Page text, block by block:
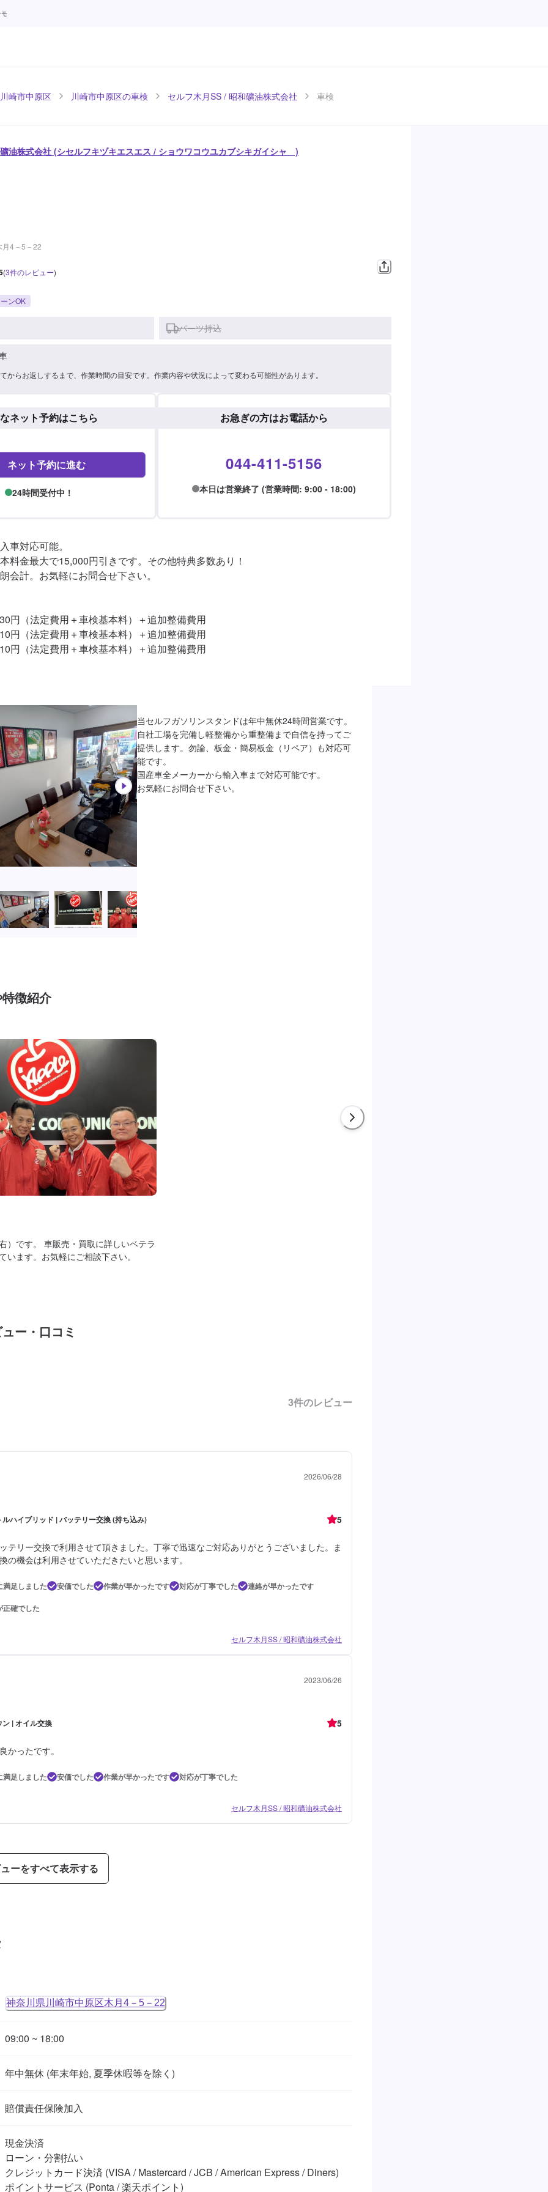
川崎市中原区 川崎市中原区の車検 セルフ木月SS / 昭和礦油株式会社 車検
油株式会社 (シセルフキヅキエスエス / ショウワコウユカブシキガイシャ )
月4－5－22
(3件のレビュー)
ンOK
パーツ持込
からお返しするまで、作業時間の目安です。作業内容や状況によって変わる可能性があります。
ネット予約はこちら
ネット予約に進む
24時間受付中！
お急ぎの方はお電話から
044-411-5156
本日は営業終了 (営業時間: 9:00 - 18:00)
車対応可能。
料金最大で15,000円引きです。その他特典多数あり！
会計。お気軽にお問合せ下さい。
円（法定費用＋車検基本料）＋追加整備費用
円（法定費用＋車検基本料）＋追加整備費用
円（法定費用＋車検基本料）＋追加整備費用
当セルフガソリンスタンドは年中無休24時間営業です。
自社工場を完備し軽整備から重整備まで自信を持ってご
提供します。勿論、板金・簡易板金（リペア）も対応可
能です。
国産車全メーカーから輸入車まで対応可能です。
お気軽にお問合せ下さい。
徴紹介
）です。 車販売・買取に詳しいベテラ
います。お気軽にご相談下さい。
ー・口コミ
3件のレビュー
2026/06/28
ハイブリッド | バッテリー交換 (持ち込み) 5
テリー交換で利用させて頂きました。丁寧で迅速なご対応ありがとうございました。ま
の機会は利用させていただきたいと思います。
満足しました 安価でした 作業が早かったです 対応が丁寧でした
連絡が早かったです
正確でした
セルフ木月SS / 昭和礦油株式会社
2023/06/26
| オイル交換 5
かったです。
満足しました 安価でした 作業が早かったです 対応が丁寧でした
セルフ木月SS / 昭和礦油株式会社
ーをすべて表示する
神奈川県川崎市中原区木月4－5－22
09:00 ~ 18:00
年中無休 (年末年始, 夏季休暇等を除く)
賠償責任保険加入
現金決済
ローン・分割払い
クレジットカード決済 (VISA / Mastercard / JCB / American Express / Diners)
ポイントサービス (Ponta / 楽天ポイント)